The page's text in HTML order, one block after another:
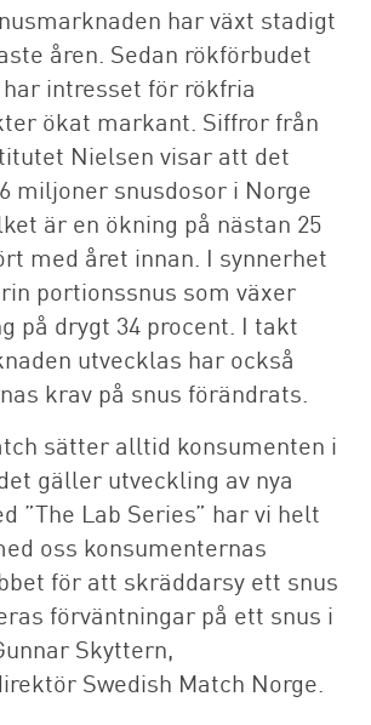
har växt stadigt
åren. Sedan rökförbudet
har intresset för rökfria
ökat markant. Siffror från
Nielsen visar att det
miljoner snusdosor i Norge
är en ökning på nästan 25
med året innan. I synnerhet
portionssnus som växer
på drygt 34 procent. I takt
utvecklas har också
krav på snus förändrats.
sätter alltid konsumenten i
gäller utveckling av nya
”The Lab Series” har vi helt
oss konsumenternas
för att skräddarsy ett snus
förväntningar på ett snus i
Skyttern,
Swedish Match Norge.